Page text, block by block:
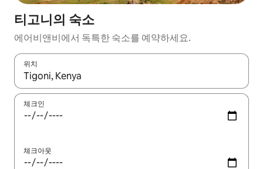
티고니의 숙소
에어비앤비에서 독특한 숙소를 예약하세요.
위치
결과가 나오면 위·아래 화살표 키를 사용하거나 터치 또는 스와이
체크인
체크아웃